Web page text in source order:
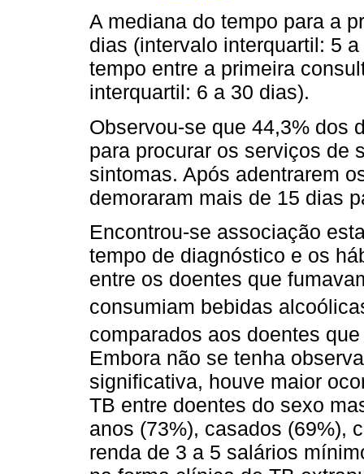
A mediana do tempo para a
dias (intervalo interquartil: 5
tempo entre a primeira
interquartil: 6 a 30 dias).
Observou-se que 44,3% dos
para procurar os serviços de
sintomas. Após adentrarem
demoraram mais de 15 dias
Encontrou-se associação
tempo de diagnóstico e os
entre os doentes que
consumiam bebidas
comparados aos doentes
Embora não se tenha
significativa, houve maior
TB entre doentes do sexo
anos (73%), casados (69%),
renda de 3 a 5 salários